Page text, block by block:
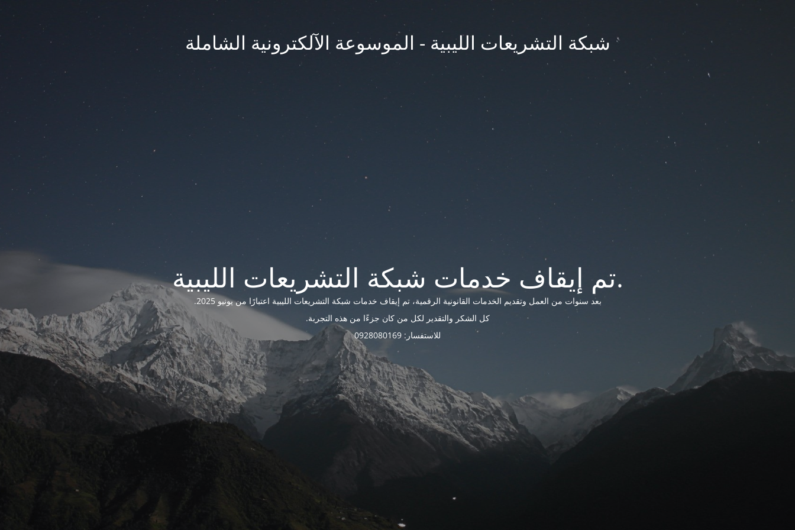
شبكة التشريعات الليبية - الموسوعة الآلكترونية الشاملة
تم إيقاف خدمات شبكة التشريعات الليبية.
بعد سنوات من العمل وتقديم الخدمات القانونية الرقمية، تم إيقاف خدمات شبكة التشريعات الليبية اعتبارًا من يونيو 2025.
كل الشكر والتقدير لكل من كان جزءًا من هذه التجربة.
للاستفسار: 0928080169